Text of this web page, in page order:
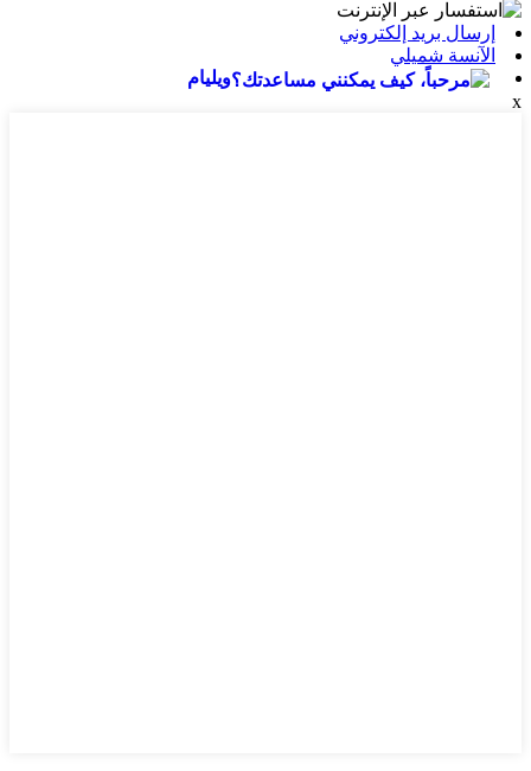
إرسال بريد إلكتروني
الآنسة شميلي
ويليام
x